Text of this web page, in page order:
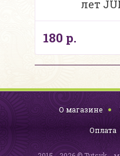
лет
180 р.
О магазине
Оплата